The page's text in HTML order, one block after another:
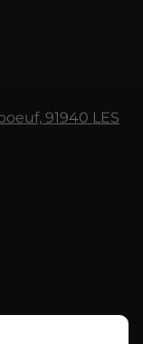
91940 LES